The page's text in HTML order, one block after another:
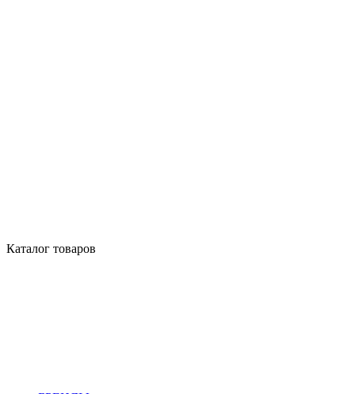
Каталог товаров